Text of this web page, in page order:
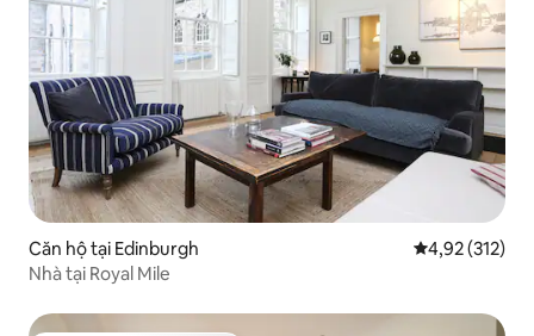
Căn hộ tại Edinburgh Xếp hạng
4,92 (312)
Nhà tại Royal Mile